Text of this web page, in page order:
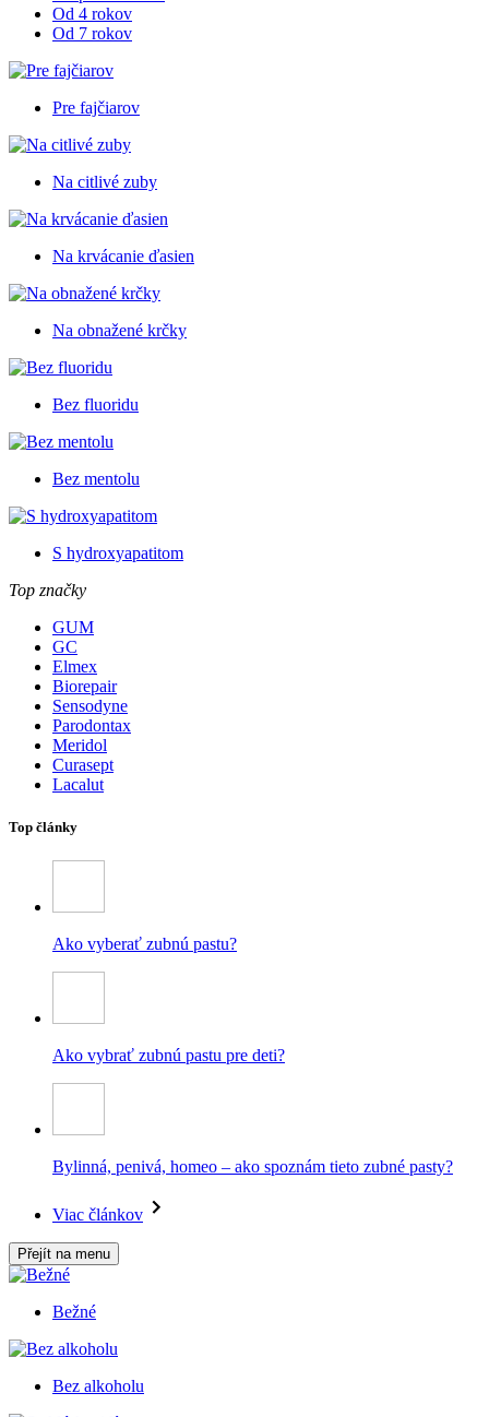
Od 4 rokov
Od 7 rokov
Pre fajčiarov
Na citlivé zuby
Na krvácanie ďasien
Na obnažené krčky
Bez fluoridu
Bez mentolu
S hydroxyapatitom
Top značky
GUM
GC
Elmex
Biorepair
Sensodyne
Parodontax
Meridol
Curasept
Lacalut
Top články
Ako vyberať zubnú pastu?
Ako vybrať zubnú pastu pre deti?
Bylinná, penivá, homeo – ako spoznám tieto zubné pasty?
Viac článkov
Přejít na menu
Bežné
Bez alkoholu